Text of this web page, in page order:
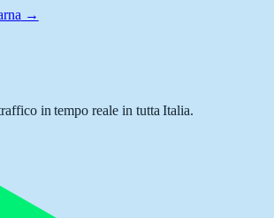
→
in tempo reale in tutta Italia.